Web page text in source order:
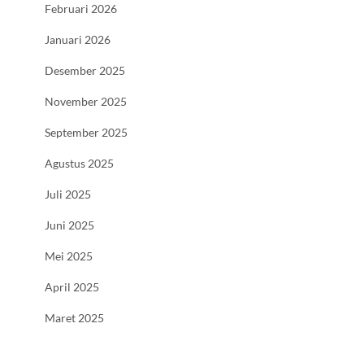
Februari 2026
Januari 2026
Desember 2025
November 2025
September 2025
Agustus 2025
Juli 2025
Juni 2025
Mei 2025
April 2025
Maret 2025